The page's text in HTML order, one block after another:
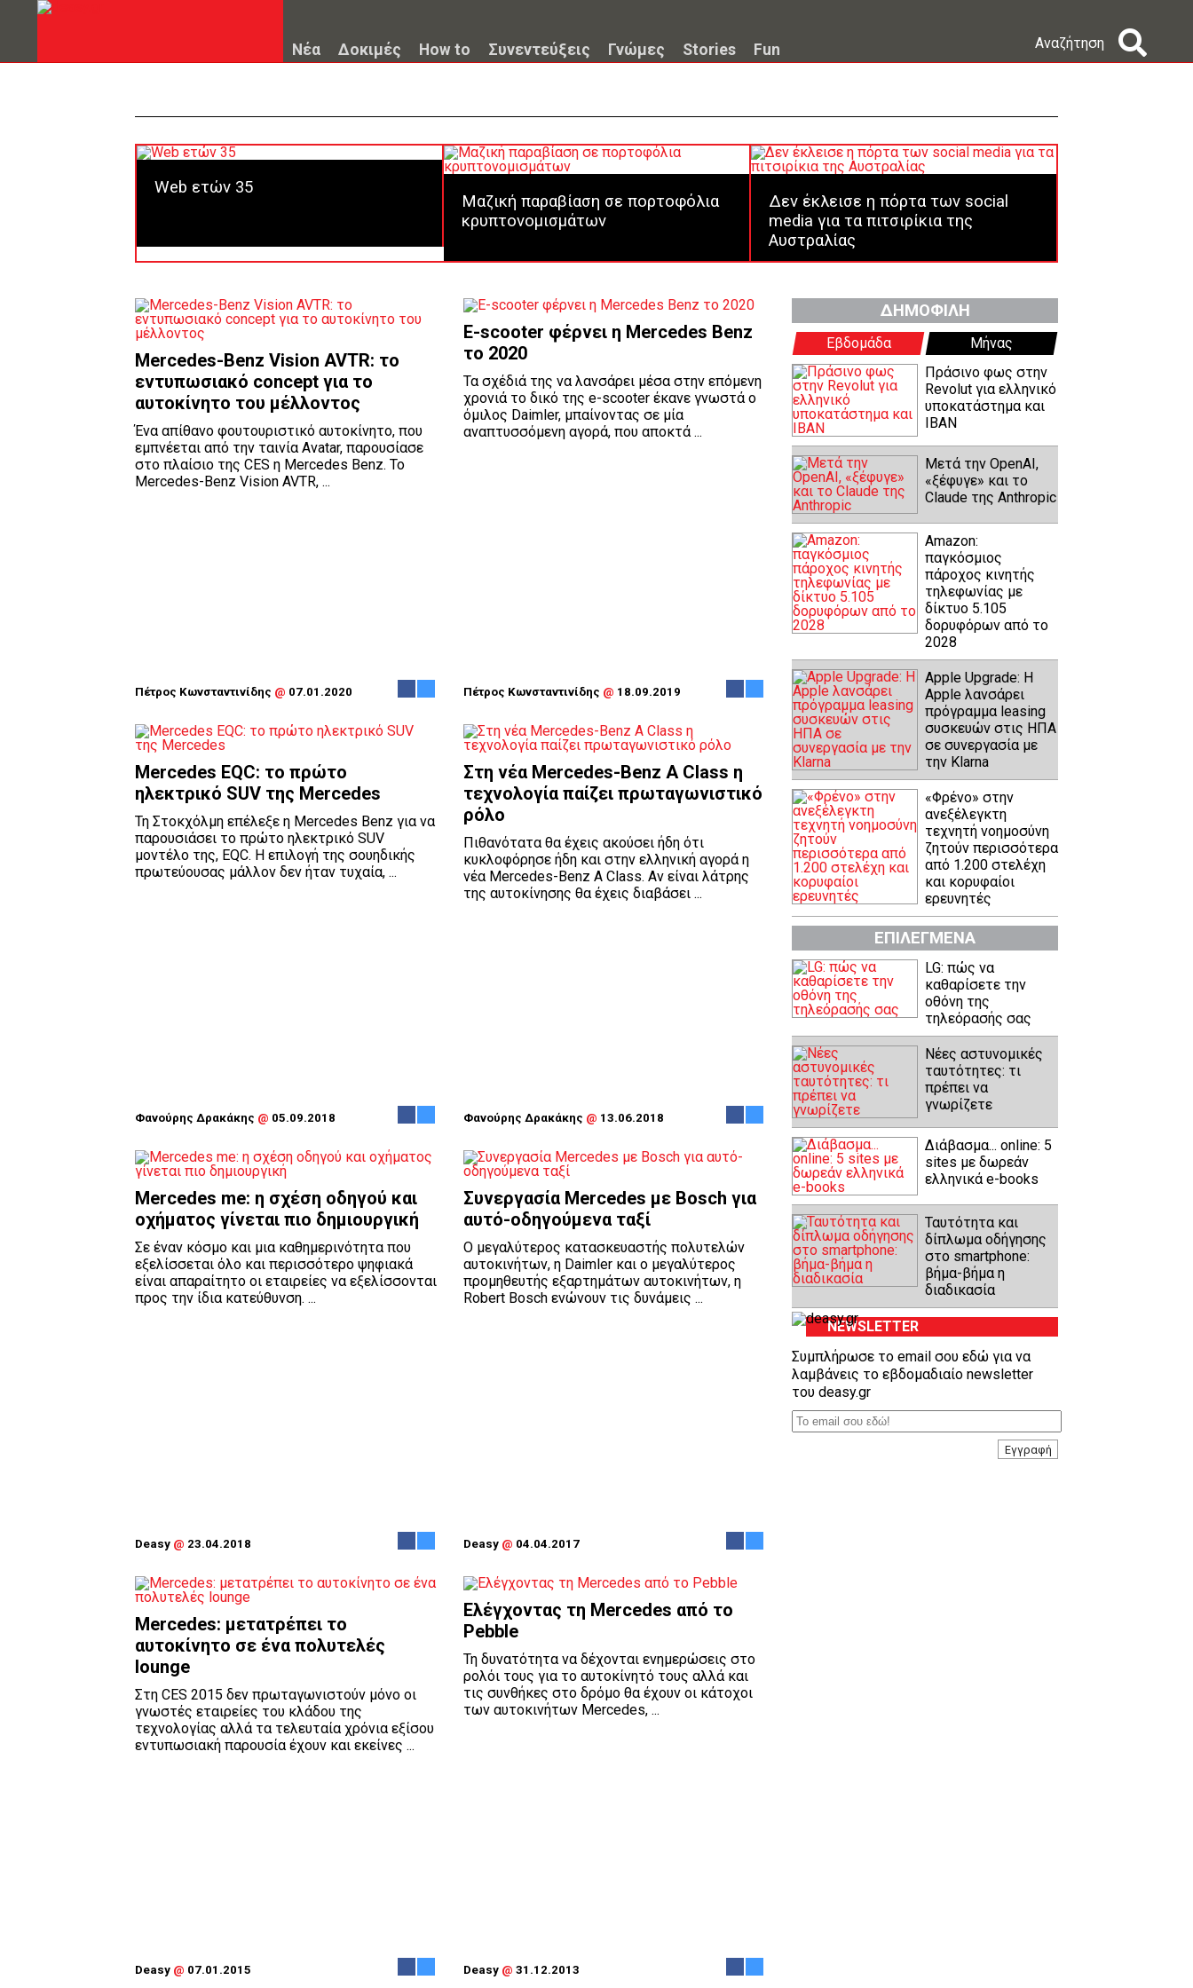
Νέα Δοκιμές How to Συνεντεύξεις Γνώμες Stories Fun Αναζήτηση
Web ετών 35
Μαζική παραβίαση σε πορτοφόλια
κρυπτονομισμάτων
Δεν έκλεισε η πόρτα των social
media για τα πιτσιρίκια της
Αυστραλίας
Mercedes-Benz Vision AVTR: το
εντυπωσιακό concept για το
αυτοκίνητο του μέλλοντος
Ένα απίθανο φουτουριστικό αυτοκίνητο, που
εμπνέεται από την ταινία Avatar, παρουσίασε
στο πλαίσιο της CES η Mercedes Benz. Το
Mercedes-Benz Vision AVTR, ...
Πέτρος Κωνσταντινίδης @ 07.01.2020
E-scooter φέρνει η Mercedes Benz
το 2020
Τα σχέδιά της να λανσάρει μέσα στην επόμενη
χρονιά το δικό της e-scooter έκανε γνωστά o
όμιλος Daimler, μπαίνοντας σε μία
αναπτυσσόμενη αγορά, που αποκτά ...
Πέτρος Κωνσταντινίδης @ 18.09.2019
Μercedes EQC: το πρώτο
ηλεκτρικό SUV της Mercedes
Τη Στοκχόλμη επέλεξε η Mercedes Benz για να
παρουσιάσει το πρώτο ηλεκτρικό SUV
μοντέλο της, EQC. Η επιλογή της σουηδικής
πρωτεύουσας μάλλον δεν ήταν τυχαία, ...
Φανούρης Δρακάκης @ 05.09.2018
Στη νέα Mercedes-Benz A Class η
τεχνολογία παίζει πρωταγωνιστικό
ρόλο
Πιθανότατα θα έχεις ακούσει ήδη ότι
κυκλοφόρησε ήδη και στην ελληνική αγορά η
νέα Mercedes-Benz A Class. Αν είναι λάτρης
της αυτοκίνησης θα έχεις διαβάσει ...
Φανούρης Δρακάκης @ 13.06.2018
Mercedes me: η σχέση οδηγού και
οχήματος γίνεται πιο δημιουργική
Σε έναν κόσμο και μια καθημερινότητα που
εξελίσσεται όλο και περισσότερο ψηφιακά
είναι απαραίτητο οι εταιρείες να εξελίσσονται
προς την ίδια κατεύθυνση. ...
Deasy @ 23.04.2018
Συνεργασία Mercedes με Βosch για
αυτό-οδηγούμενα ταξί
Ο μεγαλύτερος κατασκευαστής πολυτελών
αυτοκινήτων, η Daimler και ο μεγαλύτερος
προμηθευτής εξαρτημάτων αυτοκινήτων, η
Robert Bosch ενώνουν τις δυνάμεις ...
Deasy @ 04.04.2017
Mercedes: μετατρέπει το
αυτοκίνητο σε ένα πολυτελές
lounge
Στη CES 2015 δεν πρωταγωνιστούν μόνο οι
γνωστές εταιρείες του κλάδου της
τεχνολογίας αλλά τα τελευταία χρόνια εξίσου
εντυπωσιακή παρουσία έχουν και εκείνες ...
Deasy @ 07.01.2015
Ελέγχοντας τη Mercedes από το
Pebble
Τη δυνατότητα να δέχονται ενημερώσεις στο
ρολόι τους για το αυτοκίνητό τους αλλά και
τις συνθήκες στο δρόμο θα έχουν οι κάτοχοι
των αυτοκινήτων Mercedes, ...
Deasy @ 31.12.2013
ΔΗΜΟΦΙΛΗ
Εβδομάδα
Μήνας
Πράσινο φως στην
Revolut για ελληνικό
υποκατάστημα και
IBAN
Μετά την OpenAI,
«ξέφυγε» και το
Claude της Anthropic
Amazon:
παγκόσμιος
πάροχος κινητής
τηλεφωνίας με
δίκτυο 5.105
δορυφόρων από το
2028
Apple Upgrade: Η
Apple λανσάρει
πρόγραμμα leasing
συσκευών στις ΗΠΑ
σε συνεργασία με
την Klarna
«Φρένο» στην
ανεξέλεγκτη
τεχνητή νοημοσύνη
ζητούν περισσότερα
από 1.200 στελέχη
και κορυφαίοι
ερευνητές
ΕΠΙΛΕΓΜΕΝΑ
LG: πώς να
καθαρίσετε την
οθόνη της
τηλεόρασής σας
Νέες αστυνομικές
ταυτότητες: τι
πρέπει να
γνωρίζετε
Διάβασμα... online: 5
sites με δωρεάν
ελληνικά e-books
Ταυτότητα και
δίπλωμα οδήγησης
στο smartphone:
βήμα-βήμα η
διαδικασία
NEWSLETTER
Συμπλήρωσε το email σου εδώ για να
λαμβάνεις το εβδομαδιαίο newsletter
του deasy.gr
Εγγραφή